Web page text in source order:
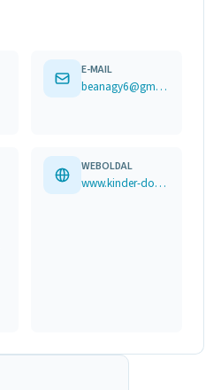
E-MAIL
beanagy6@gmail.com
WEBOLDAL
www.kinder-doktor.hu